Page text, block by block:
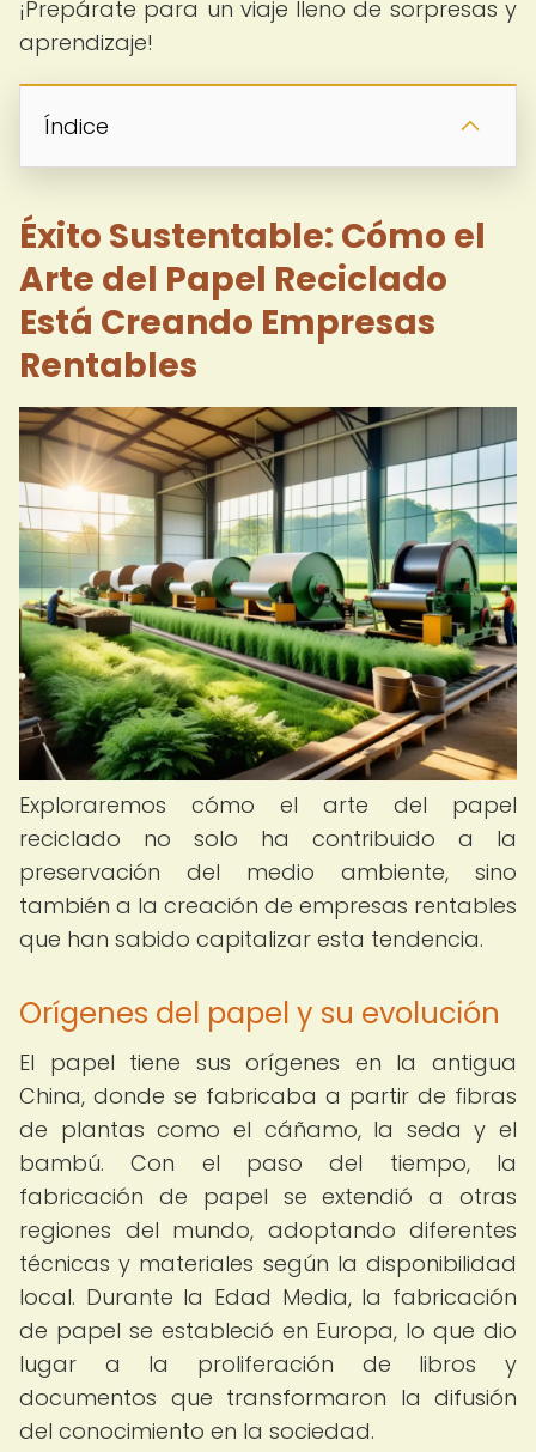
¡Prepárate para un viaje lleno de sorpresas y
aprendizaje!
Índice
Éxito Sustentable: Cómo el
Arte del Papel Reciclado
Está Creando Empresas
Rentables
Exploraremos cómo el arte del papel
reciclado no solo ha contribuido a la
preservación del medio ambiente, sino
también a la creación de empresas rentables
que han sabido capitalizar esta tendencia.
Orígenes del papel y su evolución
El papel tiene sus orígenes en la antigua
China, donde se fabricaba a partir de fibras
de plantas como el cáñamo, la seda y el
bambú. Con el paso del tiempo, la
fabricación de papel se extendió a otras
regiones del mundo, adoptando diferentes
técnicas y materiales según la disponibilidad
local. Durante la Edad Media, la fabricación
de papel se estableció en Europa, lo que dio
lugar a la proliferación de libros y
documentos que transformaron la difusión
del conocimiento en la sociedad.